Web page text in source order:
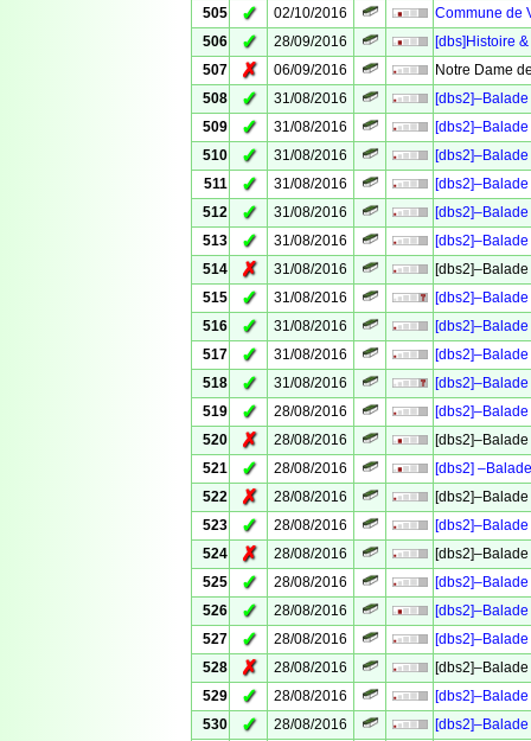
505
✓ 02/10/2016
Commune de
506
✓ 28/09/2016
[dbs]Histoire
507
✗ 06/09/2016
Notre Dame
508
✓ 31/08/2016
509
✓ 31/08/2016
510
✓ 31/08/2016
511
✓ 31/08/2016
512
✓ 31/08/2016
513
✓ 31/08/2016
514
✗ 31/08/2016
515
✓ 31/08/2016
516
✓ 31/08/2016
517
✓ 31/08/2016
518
✓ 31/08/2016
519
✓ 28/08/2016
520
✗ 28/08/2016
521
✓ 28/08/2016
[dbs2]
522
✗ 28/08/2016
523
✓ 28/08/2016
524
✗ 28/08/2016
525
✓ 28/08/2016
526
✓ 28/08/2016
527
✓ 28/08/2016
528
✗ 28/08/2016
529
✓ 28/08/2016
530
✓ 28/08/2016